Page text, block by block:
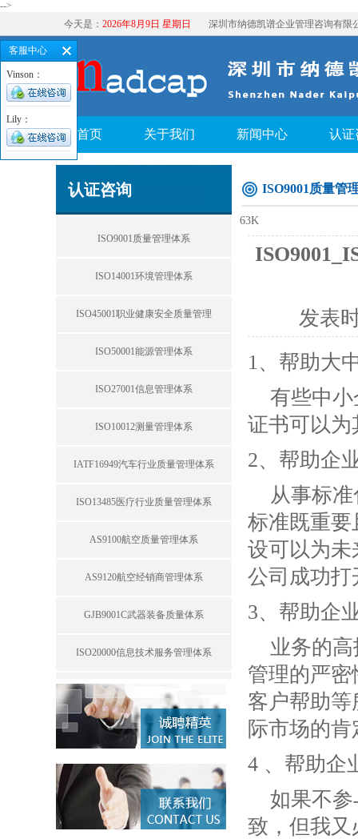
-->
今天是： 2026年8月9日 星期日 深圳市纳德凯谱企业管理咨询有限
首页 关于我们 新闻中心 认证
认证咨询
ISO9001质量管理体系
ISO14001环境管理体系
ISO45001职业健康安全质量管理
ISO50001能源管理体系
ISO27001信息管理体系
ISO10012测量管理体系
IATF16949汽车行业质量管理体系
ISO13485医疗行业质量管理体系
AS9100航空质量管理体系
AS9120航空经销商管理体系
GJB9001C武器装备质量体系
ISO20000信息技术服务管理体系
ISO9001质量管
63K
发表
1、帮助大
有些中
证书可以
2、帮助企
从事标
标准既重
设可以为
公司成功
3、帮助企
业务的
管理的严密
客户帮助
际市场的肯
4 、帮助企
如果不
致，但我
客服中心
Vinson：
Lily：